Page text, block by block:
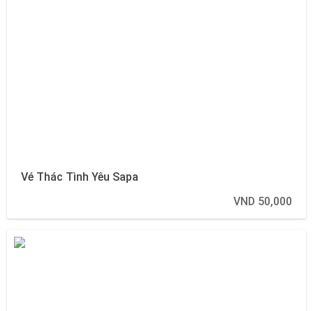
Vé Thác Tình Yêu Sapa
VND 50,000